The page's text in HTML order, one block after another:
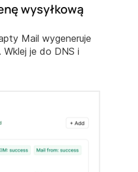
wysyłkową
Mail wygeneruje
je do DNS i